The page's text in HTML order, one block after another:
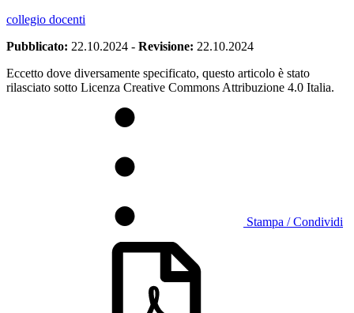
collegio docenti
Pubblicato: 22.10.2024 - Revisione: 22.10.2024
Eccetto dove diversamente specificato, questo articolo è stato
rilasciato sotto Licenza Creative Commons Attribuzione 4.0 Italia.
Stampa / Condividi